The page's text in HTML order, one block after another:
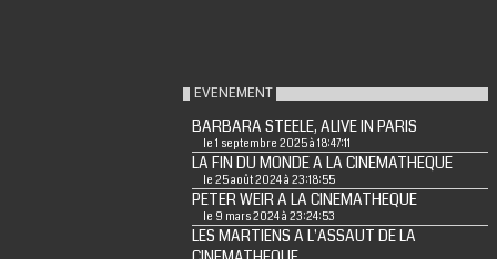
EVENEMENT
BARBARA STEELE, ALIVE IN PARIS
le 1 septembre 2025 à 18:47:11
LA FIN DU MONDE A LA CINEMATHEQUE
le 25 août 2024 à 23:18:55
PETER WEIR A LA CINEMATHEQUE
le 9 mars 2024 à 23:24:53
LES MARTIENS A L'ASSAUT DE LA